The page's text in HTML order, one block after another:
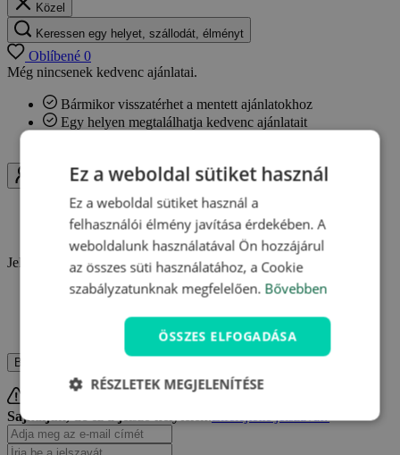
Közel
Keressen egy helyet, szállodát, élményt
Oblíbené 0
Még nincsenek kedvenc ajánlatai.
Bármikor visszatérhet a mentett ajánlatokhoz
Egy helyen megtalálhatja kedvenc ajánlatait
Uživatel
Bejelentkezés
Regisztrálni szeretnék
Jelentkezzen be és használja ki a Travelking minden előnyét.
Hűségpontok gyűjtése
Kedvenc ajánlatok elmentése
Vásárlások áttekintése
Bejelentkezés
Sajnáljuk, de ez a jelszó helytelen.Elfelejtette jelszavát?
Ez a weboldal sütiket használ
Ez a weboldal sütiket használ a
felhasználói élmény javítása érdekében. A
weboldalunk használatával Ön hozzájárul
az összes süti használatához, a Cookie
szabályzatunknak megfelelően. Bővebben
ÖSSZES ELFOGADÁSA
RÉSZLETEK MEGJELENÍTÉSE